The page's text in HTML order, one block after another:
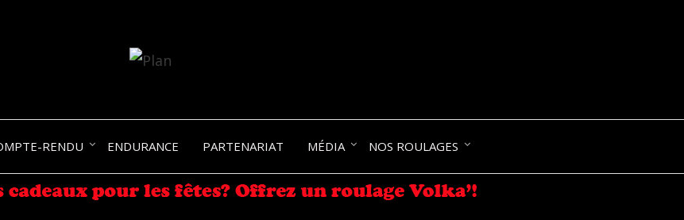
VOLKANIK-
ENDURANCE
RENDU ENDURANCE PARTENARIAT MÉDIA NOS ROULAGES